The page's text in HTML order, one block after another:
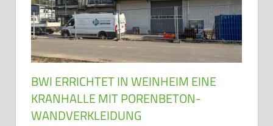
BWI ERRICHTET IN WEINHEIM EINE
KRANHALLE MIT PORENBETON-
WANDVERKLEIDUNG